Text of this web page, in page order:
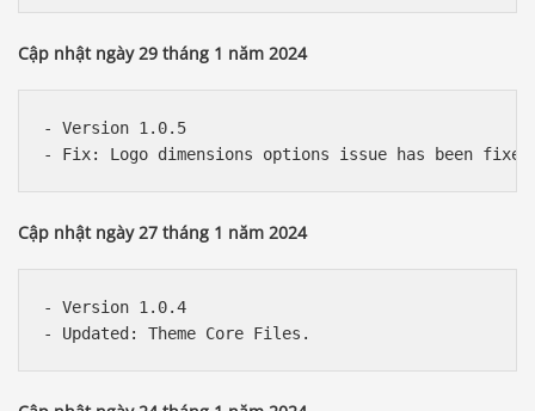
Cập nhật ngày 29 tháng 1 năm 2024
- Version 1.0.5
Cập nhật ngày 27 tháng 1 năm 2024
- Version 1.0.4
0903.976.769